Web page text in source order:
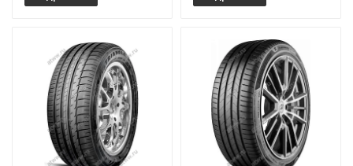
Atlander LanderXsport ATL36 245/40R20 99Y
Atlander LanderXsport ATL36 245/45R18 100Y
Atlander LanderXsport ATL36 245/45R19 102Y
Atlander LanderXsport ATL36 255/35R20 97Y
Atlander LanderXsport ATL36 255/40R18 99Y